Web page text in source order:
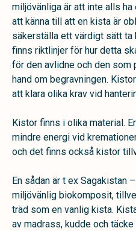
miljövänliga är att inte alls ha
att känna till att en kista är
säkerställa ett värdigt sätt ta
finns riktlinjer för hur detta
för den avlidne och den
hand om begravningen.
att klara olika krav vid
Kistor finns i olika material.
mindre energi vid
och det finns också kistor
En sådan är t ex Sagakistan
miljövänlig biokomposit,
träd som en vanlig kista.
av madrass, kudde och